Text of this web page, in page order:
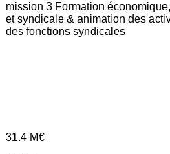
mission 3 Formation
et syndicale & animation des
des fonctions syndicales
31.4 M€